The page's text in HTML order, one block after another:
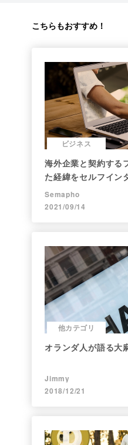
こちらもおすすめ！
ビジネス
海外企業と契約する
た経緯をセルフイン
Semapho
2021/09/14
他カテゴリ
オランダ人が語る大
Jimmy
2018/12/21